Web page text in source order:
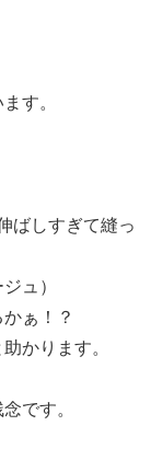
す。
ばしすぎて縫っ
ュ）
ぁ！？
かります。
です。